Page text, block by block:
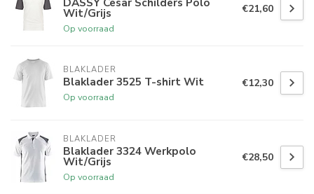
Wit/Grijs
Op voorraad
€21,60
BLAKLADER
Blaklader 3525 T-shirt Wit
Op voorraad
€12,30
BLAKLADER
Blaklader 3324 Werkpolo
Wit/Grijs
Op voorraad
€28,50